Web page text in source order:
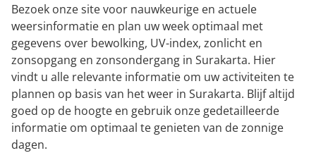
Bezoek onze site voor nauwkeurige en actuele
weersinformatie en plan uw week optimaal met
gegevens over bewolking, UV-index, zonlicht en
zonsopgang en zonsondergang in Surakarta. Hier
vindt u alle relevante informatie om uw activiteiten te
plannen op basis van het weer in Surakarta. Blijf altijd
goed op de hoogte en gebruik onze gedetailleerde
informatie om optimaal te genieten van de zonnige
dagen.